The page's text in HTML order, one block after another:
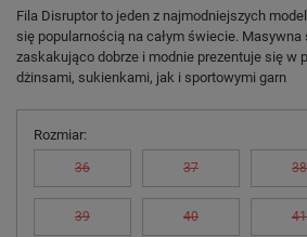
Fila Disruptor to jeden z najmodniejszych
się popularnością na całym świecie.
zaskakująco dobrze i modnie prezentuje się w
dżinsami, sukienkami, jak i sportowymi garn
Rozmiar
36 37 38
39 40 41